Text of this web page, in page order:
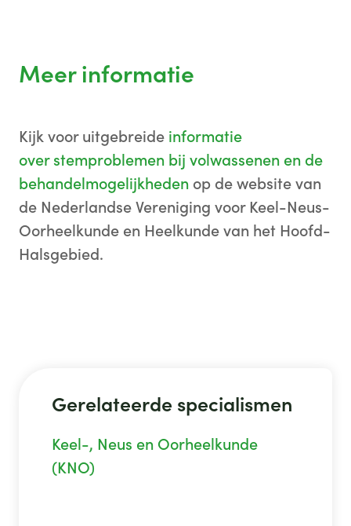
Meer informatie
Kijk voor uitgebreide informatie
over stemproblemen bij volwassenen en de
behandelmogelijkheden op de website van
de Nederlandse Vereniging voor Keel-Neus-
Oorheelkunde en Heelkunde van het Hoofd-
Halsgebied.
Gerelateerde specialismen
Keel-, Neus en Oorheelkunde
(KNO)